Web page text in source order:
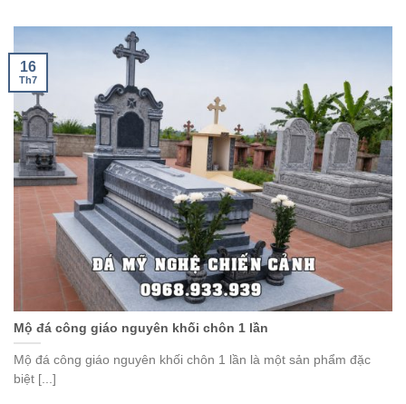
Mộ đá công giáo nguyên khối chôn 1 lần
Mộ đá công giáo nguyên khối chôn 1 lần là một sản phẩm đặc
biệt [...]
16
Th7